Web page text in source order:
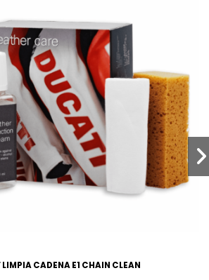
LIMPIA CADENA E1 CHAIN CLEAN